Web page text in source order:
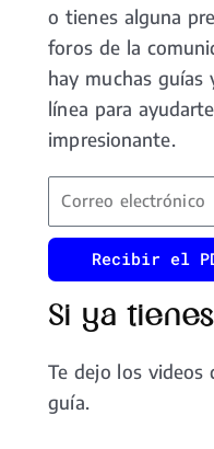
o tienes alguna
foros de la
hay muchas
línea para
impresionante.
Recibir el
Si ya
Te dejo los videos
guía.